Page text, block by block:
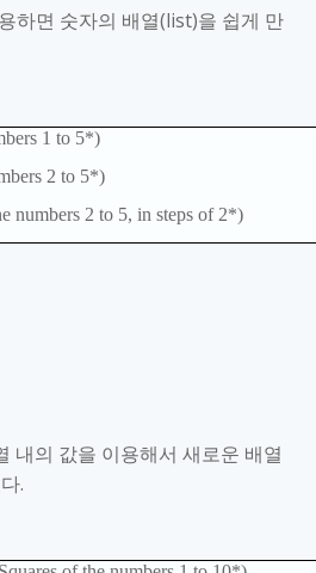
하면 숫자의 배열(list)을 쉽게 만
1 to 5*)
2 to 5*)
2 to 5, in steps of 2*)
내의 값을 이용해서 새로운 배열
.